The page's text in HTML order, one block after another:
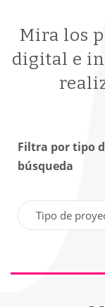
Mira los
digital e
Filtra por tipo
búsqueda
Tipo de